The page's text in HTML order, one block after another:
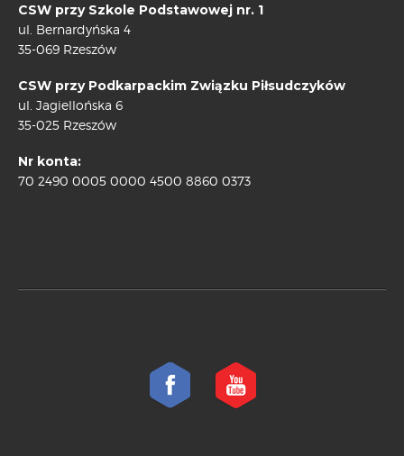
CSW przy Szkole Podstawowej nr. 1
ul. Bernardyńska 4
35-069 Rzeszów
CSW przy Podkarpackim Związku Piłsudczyków
ul. Jagiellońska 6
35-025 Rzeszów
Nr konta:
70 2490 0005 0000 4500 8860 0373